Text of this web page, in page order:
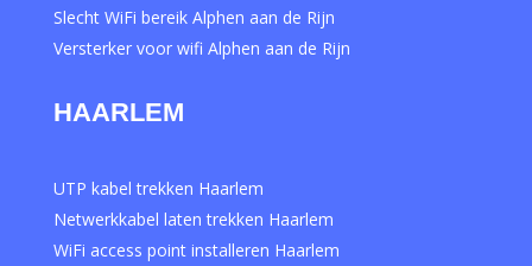
Slecht WiFi bereik Alphen aan de Rijn
Versterker voor wifi Alphen aan de Rijn
HAARLEM
UTP kabel trekken Haarlem
Netwerkkabel laten trekken Haarlem
WiFi access point installeren Haarlem